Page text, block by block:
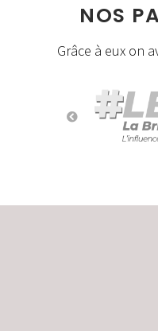
NOS
Grâce à eux on